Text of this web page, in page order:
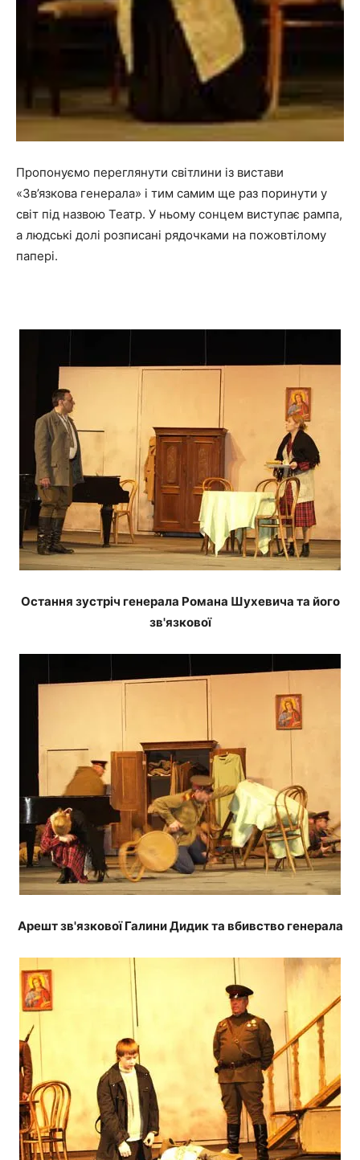
Пропонуємо переглянути світлини із вистави
«Зв’язкова генерала» і тим самим ще раз поринути у
світ під назвою Театр. У ньому сонцем виступає рампа,
а людські долі розписані рядочками на пожовтілому
папері.
Остання зустріч генерала Романа Шухевича та його
зв'язкової
Арешт зв'язкової Галини Дидик та вбивство генерала